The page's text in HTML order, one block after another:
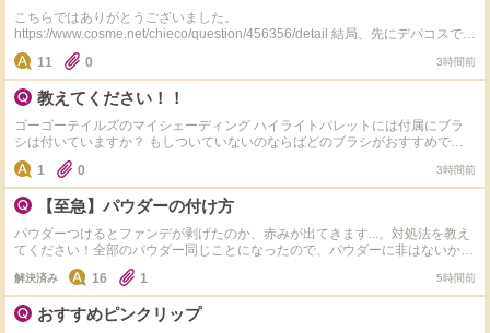
こちらではありがとうございました。
https://www.cosme.net/chieco/question/456356/detail 結局、先にデパコスでな
い資生堂のアイラッシュカーラーを買いました。 ずっと長くヒロインメイク
を使っていましたが、やはりヒロインメイクが一番目の型に合っていました。
ですが、廃盤で買えないのです。 多分カーブが資生堂よりきつめなんだと思
います。 二重です。 改めておすすめお願いします。 もし売ってサイズが合う
なら、ヒロインメイクにぴったりな、替えゴム販売中の、ビューラーを、知り
たいです。
11 0 3時間前
教えてください！！
ゴーゴーテイルズのマイシェーディング ハイライトパレットには付属にブラ
シは付いていますか？ もしついていないのならばどのブラシがおすすめです
か？
1 0 3時間前
【至急】パウダーの付け方
パウダーつけるとファンデが剥げたのか、赤みが出てきます...。対処法を教え
てください！全部のパウダー同じことになったので、パウダーに非はないか
ットクッションファンデ
解決済み 16 1 5時間前
おすすめピンクリップ